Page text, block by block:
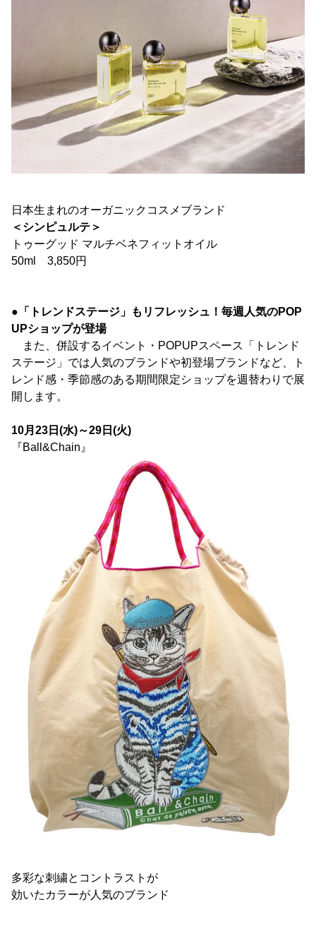
日本生まれのオーガニックコスメブランド
＜シンピュルテ＞
トゥーグッド マルチベネフィットオイル
50ml 3,850円
●「トレンドステージ」もリフレッシュ！毎週人気のPOP
UPショップが登場
また、併設するイベント・POPUPスペース「トレンド
ステージ」では人気のブランドや初登場ブランドなど、ト
レンド感・季節感のある期間限定ショップを週替わりで展
開します。
10月23日(水)～29日(火)
『Ball&Chain』
多彩な刺繍とコントラストが
効いたカラーが人気のブランド